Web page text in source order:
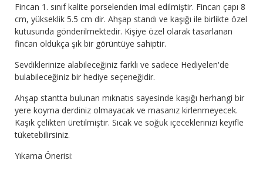
Fincan 1. sınıf kalite porselenden imal edilmiştir. Fincan çapı 8
cm, yükseklik 5.5 cm dir. Ahşap standı ve kaşığı ile birlikte özel
kutusunda gönderilmektedir. Kişiye özel olarak tasarlanan
fincan oldukça şık bir görüntüye sahiptir.
Sevdiklerinize alabileceğiniz farklı ve sadece Hediyelen'de
bulabileceğiniz bir hediye seçeneğidir.
Ahşap stantta bulunan mıknatıs sayesinde kaşığı herhangi bir
yere koyma derdiniz olmayacak ve masanız kirlenmeyecek.
Kaşık çelikten üretilmiştir. Sıcak ve soğuk içeceklerinizi keyifle
tüketebilirsiniz.
Yıkama Önerisi: